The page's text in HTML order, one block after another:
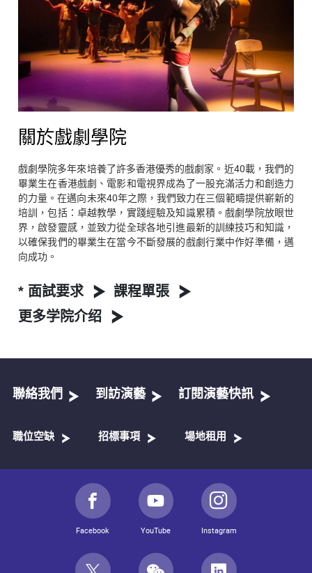
關於戲劇學院
戲劇學院多年來培養了許多香港優秀的戲劇家。近40載，我們的
畢業生在香港戲劇、電影和電視界成為了一股充滿活力和創造力
的力量。在邁向未來40年之際，我們致力在三個範疇提供嶄新的
培訓，包括：卓越教學，實踐經驗及知識累積。戲劇學院放眼世
界，啟發靈感，並致力從全球各地引進最新的訓練技巧和知識，
以確保我們的畢業生在當今不斷發展的戲劇行業中作好準備，邁
向成功。
* 面試要求
課程單張
更多学院介绍
聯絡我們 到訪演藝 訂閱演藝快訊
職位空缺 招標事項 場地租用
Facebook YouTube Instagram